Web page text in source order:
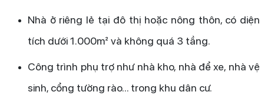
Nhà ở riêng lẻ tại đô thị hoặc nông thôn, có diện
tích dưới 1.000m² và không quá 3 tầng.
Công trình phụ trợ như nhà kho, nhà để xe, nhà vệ
sinh, cổng tường rào... trong khu dân cư.